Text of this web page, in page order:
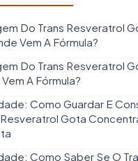
Do Trans Resveratrol
Vem A Fórmula?
Do Trans Resveratrol
A Fórmula?
Como Guardar E
Resveratrol Gota
Como Saber Se O